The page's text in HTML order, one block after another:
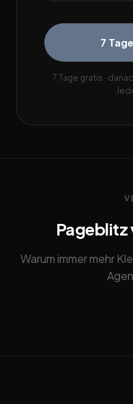
7
7 Tage gratis ·
Pageblitz
Warum immer mehr